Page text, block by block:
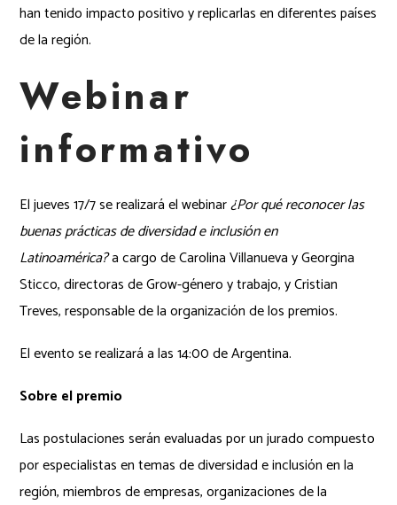
han tenido impacto positivo y replicarlas en diferentes países
de la región.
Webinar
informativo
El jueves 17/7 se realizará el webinar¿Por qué reconocer las
buenas prácticas de diversidad e inclusión en
Latinoamérica?a cargo de Carolina Villanueva y Georgina
Sticco, directoras de Grow-género y trabajo, y Cristian
Treves, responsable de la organización de los premios.
El evento se realizará a las 14:00 de Argentina.
Sobre el premio
Las postulaciones serán evaluadas por un jurado compuesto
por especialistas en temas de diversidad e inclusión en la
región, miembros de empresas, organizaciones de la